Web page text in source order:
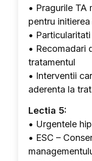
• Pragurile TA
pentru
•
• Recomadari
tratamentul
• Interventii
aderenta la
Lectia 5:
• Urgentele
• ESC –